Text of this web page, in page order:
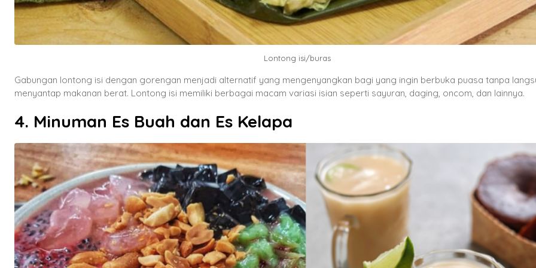
Lontong isi/buras
Gabungan lontong isi dengan gorengan menjadi alternatif yang mengenyangkan bagi yang ingin berbuka puasa tanpa
menyantap makanan berat. Lontong isi memiliki berbagai macam variasi isian seperti sayuran, daging, oncom, dan lainnya.
4. Minuman Es Buah dan Es Kelapa